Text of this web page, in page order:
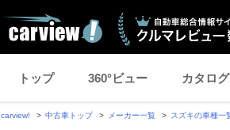
トップ 360°ビュー カタログ
carview! 中古車トップ メーカー一覧 スズキの車種一